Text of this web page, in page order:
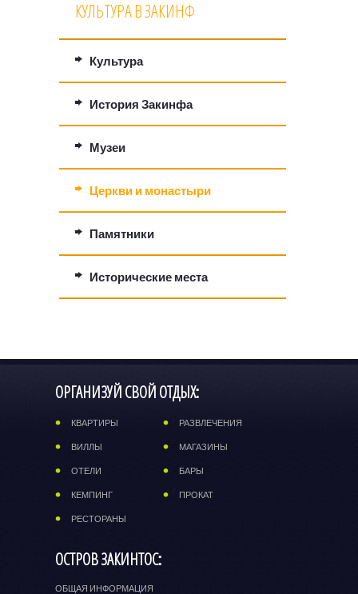
КУЛЬТУРА В ЗАКИНФ
Культура
История Закинфа
Музеи
Церкви и монастыри
Памятники
Исторические места
ОРГАНИЗУЙ СВОЙ ОТДЫХ:
КВАРТИРЫ РАЗВЛЕЧЕНИЯ
ВИЛЛЫ МАГАЗИНЫ
ОТЕЛИ БАРЫ
КЕМПИНГ ПРОКАТ
РЕСТОРАНЫ
ОСТРОВ ЗАКИНТОС:
ОБЩАЯ ИНФОРМАЦИЯ